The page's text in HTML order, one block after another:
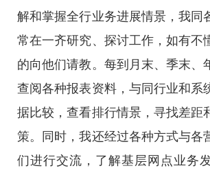
解和掌握全行业务进展情景，我同
常在一齐研究、探讨工作，如有不
的向他们请教。每到月末、季末、
查阅各种报表资料，与同行业和系
据比较，查看排行情景，寻找差距
策。同时，我还经过各种方式与各
们进行交流，了解基层网点业务